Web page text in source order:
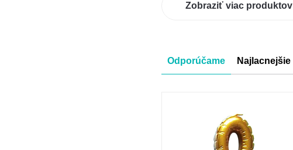
Zobraziť viac produktov
Radenie
Odporúčame Najlacnejšie
produktov